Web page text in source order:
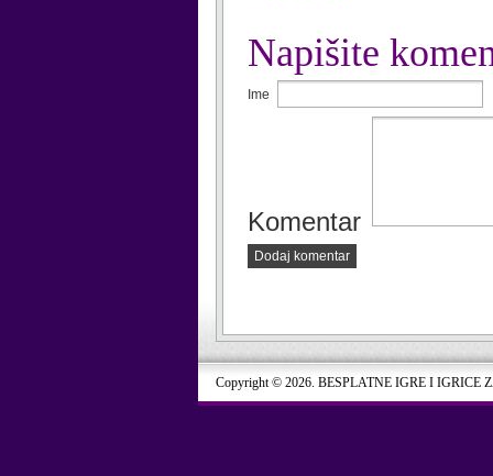
Napišite
Ime
Komentar
Dodaj komentar
Copyright © 2026. BESPLATNE IGRE I IGRICE